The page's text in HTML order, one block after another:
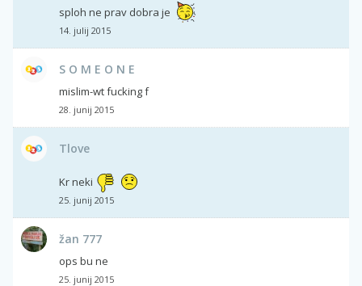
sploh ne prav dobra je
14. julij 2015
S O M E O N E
mislim-wt fucking f
28. junij 2015
Tlove
Kr neki
25. junij 2015
žan 777
ops bu ne
25. junij 2015